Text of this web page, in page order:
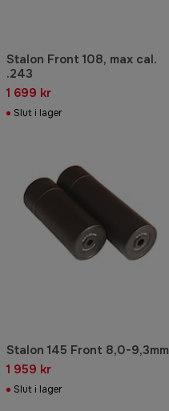
Stalon Front 108, max cal.
.243
1 699 kr
Slut i lager
Stalon 145 Front 8,0-9,3mm
1 959 kr
Slut i lager